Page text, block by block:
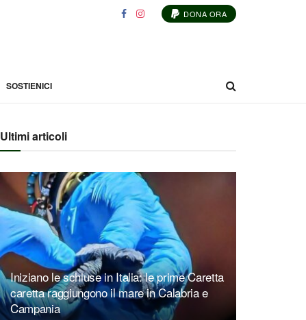
DONA ORA
SOSTIENICI
Ultimi articoli
Iniziano le schiuse in Italia: le prime Caretta
caretta raggiungono il mare in Calabria e
Campania